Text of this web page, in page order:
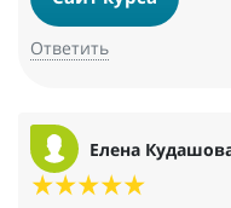
Ответить
Елена